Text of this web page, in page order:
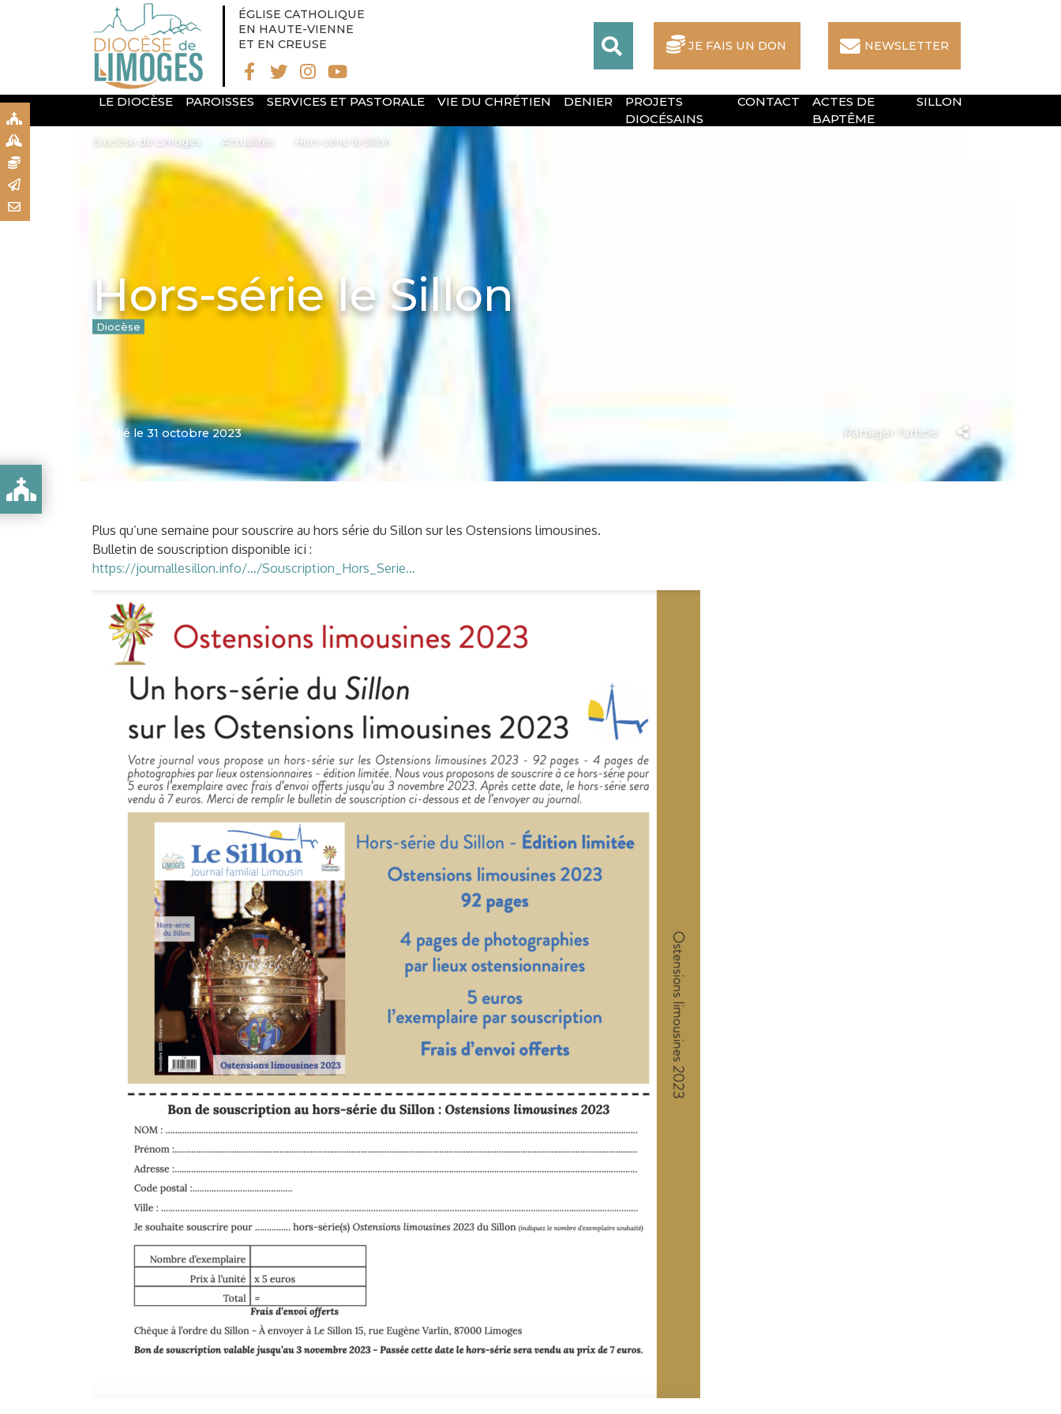
ÉGLISE CATHOLIQUE
EN HAUTE-VIENNE
ET EN CREUSE
JE FAIS UN DON NEWSLETTER
LE DIOCÈSE PAROISSES SERVICES ET PASTORALE VIE DU CHRÉTIEN DENIER
PROJETS
DIOCÉSAINS
CONTACT
ACTES DE
BAPTÊME
SILLON
Diocèse de Limoges Actualités Hors-série le Sillon
Hors-série le Sillon
Diocèse
Partager l'article
Publié le 31 octobre 2023
Plus qu’une semaine pour souscrire au hors série du Sillon sur les Ostensions limousines.
Bulletin de souscription disponible ici :
https://journallesillon.info/…/Souscription_Hors_Serie…